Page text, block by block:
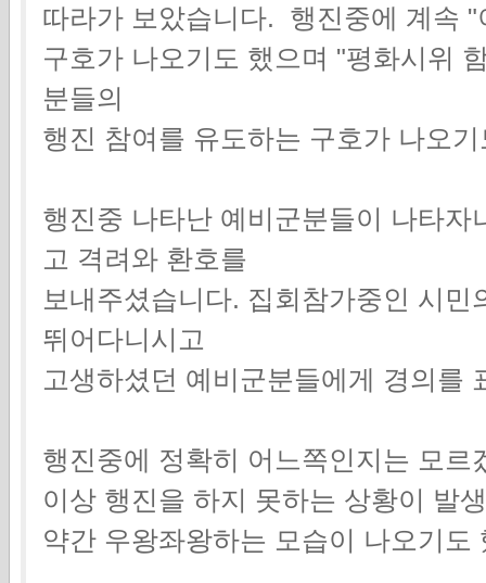
따라가 보았습니다. 행진중에 계속
구호가 나오기도 했으며 "평화시위
분들의
행진 참여를 유도하는 구호가 나오
행진중 나타난 예비군분들이 나타
고 격려와 환호를
보내주셨습니다. 집회참가중인 시
뛰어다니시고
고생하셨던 예비군분들에게 경의를
행진중에 정확히 어느쪽인지는 모
이상 행진을 하지 못하는 상황이 발
약간 우왕좌왕하는 모습이 나오기도